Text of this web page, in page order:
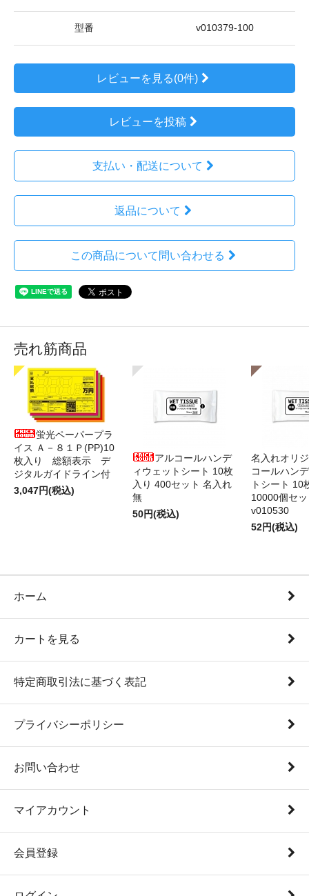
型番 v010379-100
レビューを見る(0件)
レビューを投稿
支払い・配送について
返品について
この商品について問い合わせる
売れ筋商品
蛍光ペーパープラ
イス Ａ－８１Ｐ(PP)10
枚入り 総額表示 デ
ジタルガイドライン付
3,047円(税込)
アルコールハンデ
ィウェットシート 10枚
入り 400セット 名入れ
無
50円(税込)
名入れオリ
コールハン
トシート 10
10000個セ
v010530
52円(税込)
ホーム
カートを見る
特定商取引法に基づく表記
プライバシーポリシー
お問い合わせ
マイアカウント
会員登録